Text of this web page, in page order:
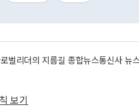
벌리더의 지름길 종합뉴스통신사
보기